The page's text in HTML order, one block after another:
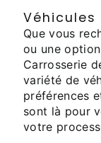
Véhicules
Que vous
ou une
Carrosserie
variété de
préférences
sont là pour
votre